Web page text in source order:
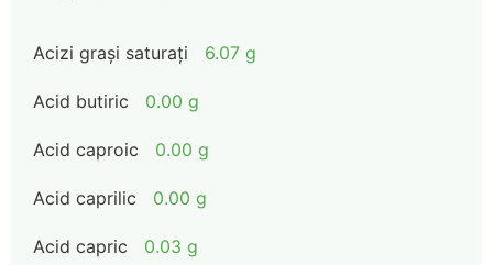
Acizi grași saturați 6.07 g
Acid butiric 0.00 g
Acid caproic 0.00 g
Acid caprilic 0.00 g
Acid capric 0.03 g